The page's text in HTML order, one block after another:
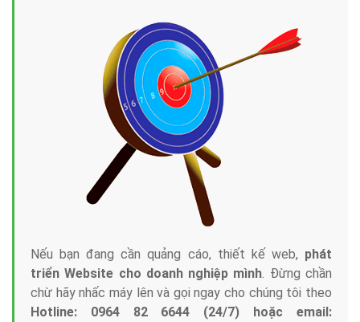
Nếu bạn đang cần quảng cáo, thiết kế web, phát
triển Website cho doanh nghiệp mình. Đừng chần
chừ hãy nhấc máy lên và gọi ngay cho chúng tôi theo
Hotline: 0964 82 6644 (24/7) hoặc email: